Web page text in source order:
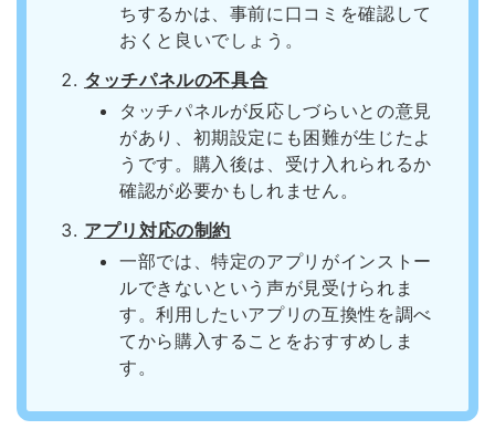
ちするかは、事前に口コミを確認して
おくと良いでしょう。
タッチパネルの不具合
タッチパネルが反応しづらいとの意見
があり、初期設定にも困難が生じたよ
うです。購入後は、受け入れられるか
確認が必要かもしれません。
アプリ対応の制約
一部では、特定のアプリがインストー
ルできないという声が見受けられま
す。利用したいアプリの互換性を調べ
てから購入することをおすすめしま
す。